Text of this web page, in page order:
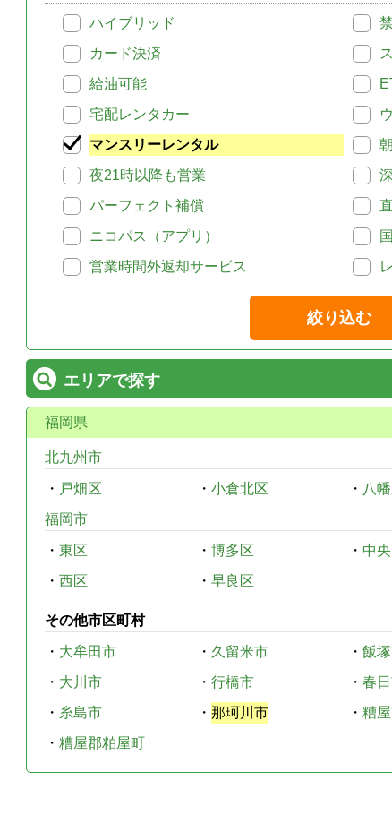
ハイブリッド
カード決済
給油可能
宅配レンタカー
マンスリーレンタル
夜21時以降も営業
パーフェクト補償
ニコパス（アプリ）
営業時間外返却サービス
絞り込む
エリアで探す
福岡県
北九州市
・ 戸畑区 ・ 小倉北区 ・ 八
福岡市
・ 東区 ・ 博多区 ・ 中
・ 西区 ・ 早良区
その他市区町村
・ 大牟田市 ・ 久留米市 ・ 飯
・ 大川市 ・ 行橋市 ・ 春
・ 糸島市 ・ 那珂川市 ・ 糟
・ 糟屋郡粕屋町